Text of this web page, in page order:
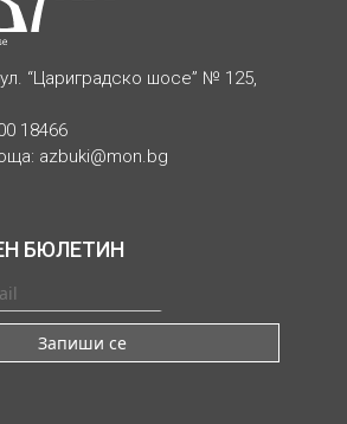
“Цариградско шосе” № 125,
18466
azbuki@mon.bg
БЮЛЕТИН
Запиши се